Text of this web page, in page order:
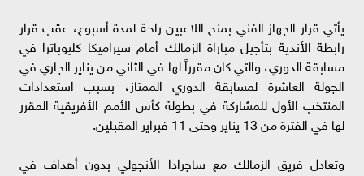
يأتي قرار الجهاز الفني بمنح اللاعبين راحة لمدة أسبوع، عقب قرار
رابطة الأندية بتأجيل مباراة الزمالك أمام سيراميكا كليوباترا في
مسابقة الدوري، والتي كان مقرراً لها في الثاني من يناير الجاري في
الجولة العاشرة لمسابقة الدوري الممتاز، بسبب استعدادات
المنتخب الأول للمشاركة في بطولة كأس الأمم الأفريقية المقرر
لها في الفترة من 13 يناير وحتى 11 فبراير المقبلين.
وتعادل فريق الزمالك مع ساجرادا الأنجولي بدون أهداف في